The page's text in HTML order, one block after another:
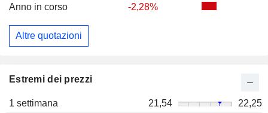
Anno in corso
-2,28%
Altre quotazioni
Estremi dei prezzi
1 settimana 21,54
22,25